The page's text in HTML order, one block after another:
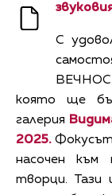
С
която ще
галерия
2025. Фокусът
насочен към
творци. Тази